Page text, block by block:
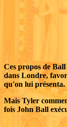
Ces propos de
dans Londre,
qu'on lui présenta.
Mais Tyler
fois John Ball